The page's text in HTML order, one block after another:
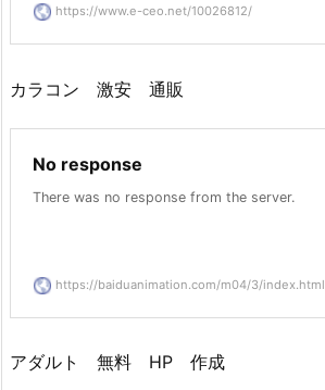
https://www.e-ceo.net/10026812/
カラコン 激安 通販
No response
There was no response from the server.
https://baiduanimation.com/m04/3/index.html
アダルト 無料 HP 作成